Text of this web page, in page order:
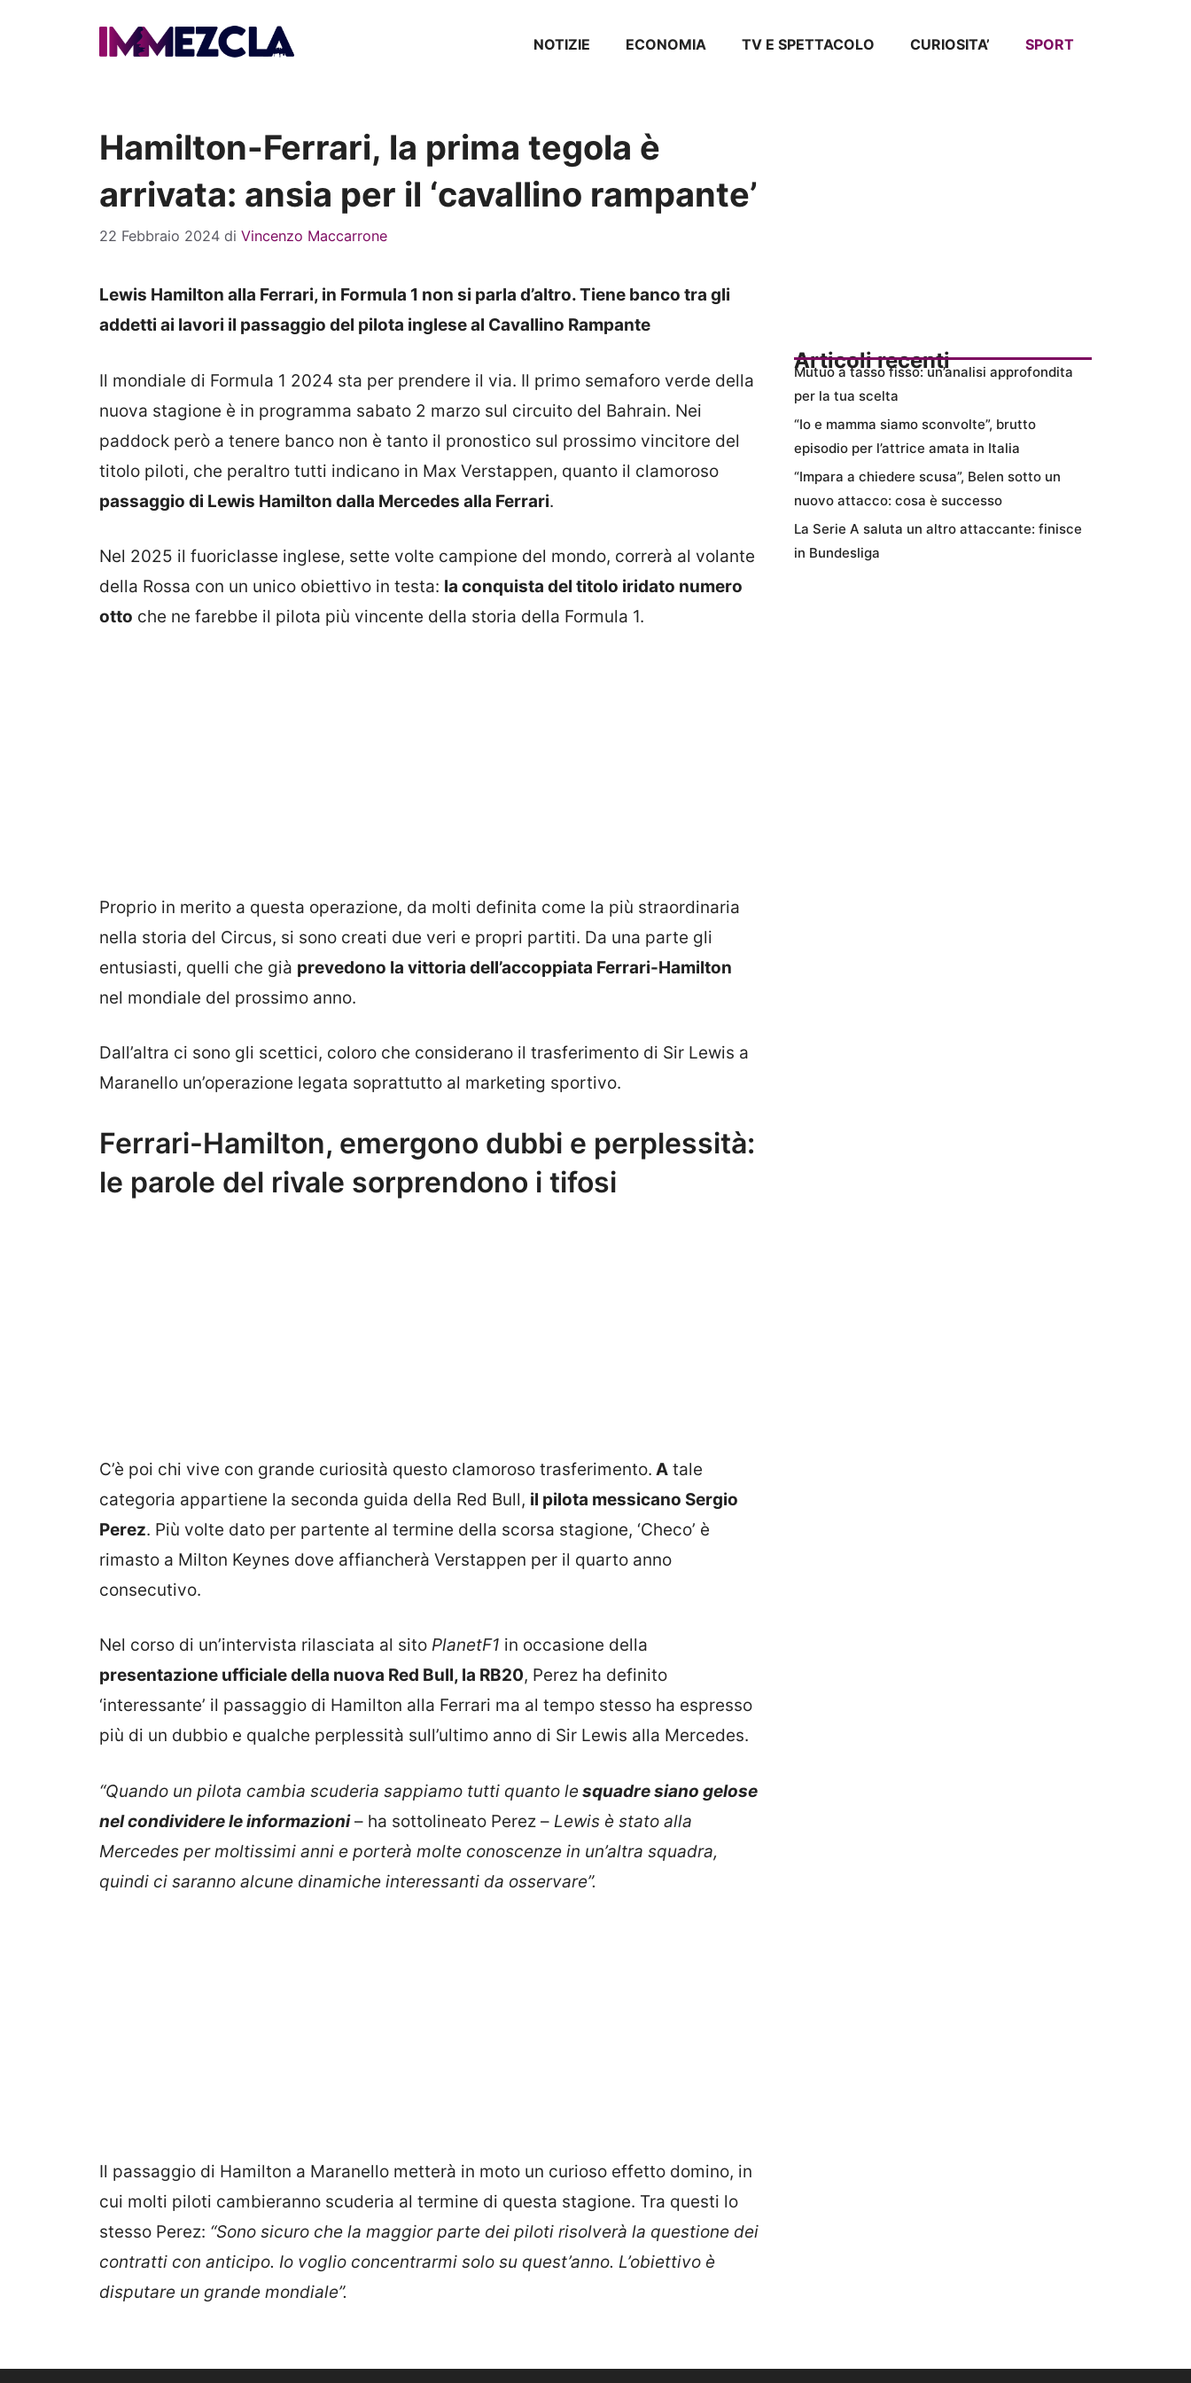
NOTIZIE ECONOMIA TV E SPETTACOLO CURIOSITA’ SPORT
Hamilton-Ferrari, la prima tegola è
arrivata: ansia per il ‘cavallino rampante’
22 Febbraio 2024 di Vincenzo Maccarrone
Lewis Hamilton alla Ferrari, in Formula 1 non si parla d’altro. Tiene banco tra gli
addetti ai lavori il passaggio del pilota inglese al Cavallino Rampante
Il mondiale di Formula 1 2024 sta per prendere il via. Il primo semaforo verde della
nuova stagione è in programma sabato 2 marzo sul circuito del Bahrain. Nei
paddock però a tenere banco non è tanto il pronostico sul prossimo vincitore del
titolo piloti, che peraltro tutti indicano in Max Verstappen, quanto il clamoroso
passaggio di Lewis Hamilton dalla Mercedes alla Ferrari.
Nel 2025 il fuoriclasse inglese, sette volte campione del mondo, correrà al volante
della Rossa con un unico obiettivo in testa: la conquista del titolo iridato numero
otto che ne farebbe il pilota più vincente della storia della Formula 1.
Proprio in merito a questa operazione, da molti definita come la più straordinaria
nella storia del Circus, si sono creati due veri e propri partiti. Da una parte gli
entusiasti, quelli che già prevedono la vittoria dell’accoppiata Ferrari-Hamilton
nel mondiale del prossimo anno.
Dall’altra ci sono gli scettici, coloro che considerano il trasferimento di Sir Lewis a
Maranello un’operazione legata soprattutto al marketing sportivo.
Ferrari-Hamilton, emergono dubbi e perplessità:
le parole del rivale sorprendono i tifosi
C’è poi chi vive con grande curiosità questo clamoroso trasferimento. A tale
categoria appartiene la seconda guida della Red Bull, il pilota messicano Sergio
Perez. Più volte dato per partente al termine della scorsa stagione, ‘Checo’ è
rimasto a Milton Keynes dove affiancherà Verstappen per il quarto anno
consecutivo.
Nel corso di un’intervista rilasciata al sito PlanetF1 in occasione della
presentazione ufficiale della nuova Red Bull, la RB20, Perez ha definito
‘interessante’ il passaggio di Hamilton alla Ferrari ma al tempo stesso ha espresso
più di un dubbio e qualche perplessità sull’ultimo anno di Sir Lewis alla Mercedes.
“Quando un pilota cambia scuderia sappiamo tutti quanto lesquadre siano gelose
nel condividere le informazioni– ha sottolineato Perez – Lewis è stato alla
Mercedes per moltissimi anni e porterà molte conoscenze in un’altra squadra,
quindi ci saranno alcune dinamiche interessanti da osservare”.
Il passaggio di Hamilton a Maranello metterà in moto un curioso effetto domino, in
cui molti piloti cambieranno scuderia al termine di questa stagione. Tra questi lo
stesso Perez: “Sono sicuro che la maggior parte dei piloti risolverà la questione dei
contratti con anticipo. Io voglio concentrarmi solo su quest’anno. L’obiettivo è
disputare un grande mondiale”.
Articoli recenti
Mutuo a tasso fisso: un’analisi approfondita
per la tua scelta
“Io e mamma siamo sconvolte”, brutto
episodio per l’attrice amata in Italia
“Impara a chiedere scusa”, Belen sotto un
nuovo attacco: cosa è successo
La Serie A saluta un altro attaccante: finisce
in Bundesliga